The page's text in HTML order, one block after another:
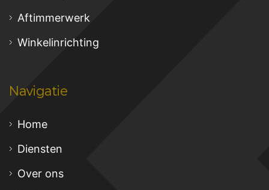
Aftimmerwerk
Winkelinrichting
Navigatie
Home
Diensten
Over ons